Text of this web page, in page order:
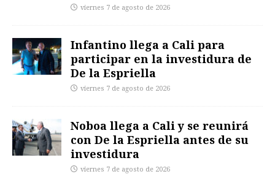
viernes 7 de agosto de 2026
Infantino llega a Cali para
participar en la investidura de
De la Espriella
viernes 7 de agosto de 2026
Noboa llega a Cali y se reunirá
con De la Espriella antes de su
investidura
viernes 7 de agosto de 2026